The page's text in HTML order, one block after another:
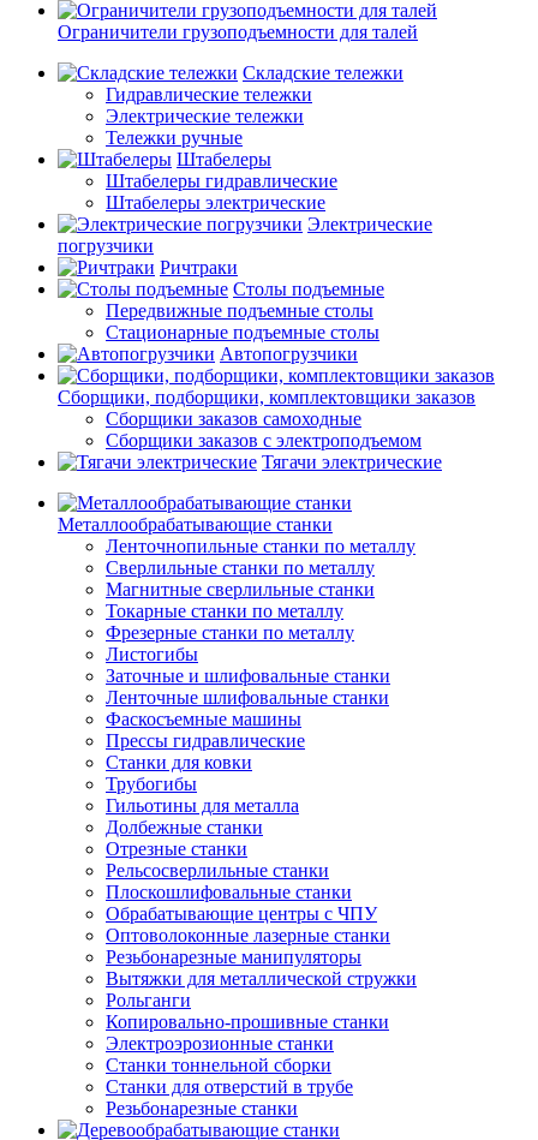
Ограничители грузоподъемности для талей
Складские тележки
Гидравлические тележки
Электрические тележки
Тележки ручные
Штабелеры
Штабелеры гидравлические
Штабелеры электрические
Электрические
погрузчики
Ричтраки
Столы подъемные
Передвижные подъемные столы
Стационарные подъемные столы
Автопогрузчики
Сборщики, подборщики, комплектовщики заказов
Сборщики заказов самоходные
Сборщики заказов с электроподъемом
Тягачи электрические
Металлообрабатывающие станки
Ленточнопильные станки по металлу
Сверлильные станки по металлу
Магнитные сверлильные станки
Токарные станки по металлу
Фрезерные станки по металлу
Листогибы
Заточные и шлифовальные станки
Ленточные шлифовальные станки
Фаскосъемные машины
Прессы гидравлические
Станки для ковки
Трубогибы
Гильотины для металла
Долбежные станки
Отрезные станки
Рельсосверлильные станки
Плоскошлифовальные станки
Обрабатывающие центры с ЧПУ
Оптоволоконные лазерные станки
Резьбонарезные манипуляторы
Вытяжки для металлической стружки
Рольганги
Копировально-прошивные станки
Электроэрозионные станки
Станки тоннельной сборки
Станки для отверстий в трубе
Резьбонарезные станки